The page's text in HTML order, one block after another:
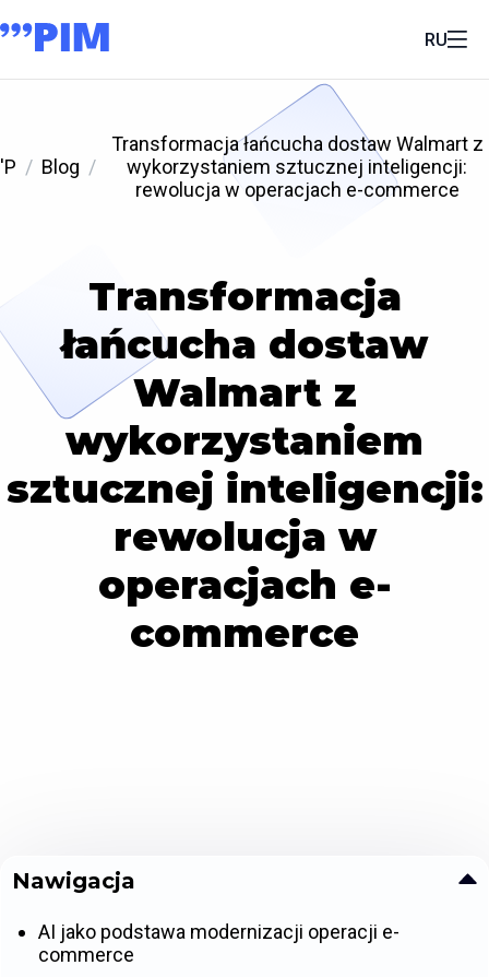
RU
'P Blog
Transformacja łańcucha dostaw Walmart z
wykorzystaniem sztucznej inteligencji:
rewolucja w operacjach e-commerce
Transformacja
łańcucha dostaw
Walmart z
wykorzystaniem
sztucznej inteligencji:
rewolucja w
operacjach e-
commerce
Nawigacja
AI jako podstawa modernizacji operacji e-
commerce